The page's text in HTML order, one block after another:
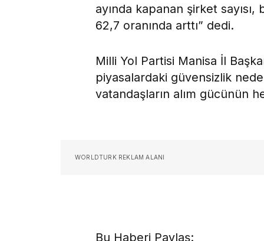
ayında kapanan şirket
62,7 oranında arttı” dedi.
Milli Yol Partisi Manisa İl
piyasalardaki güvensizlik
vatandaşların alım gücünün
WORLDTURK REKLAM ALANI
Bu Haberi Paylaş: